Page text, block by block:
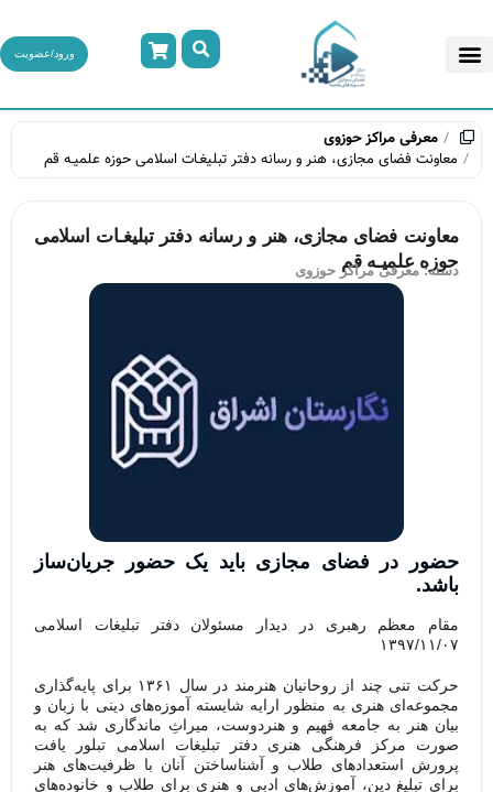
ورود/عضویت
معرفی مراکز حوزوی
معاونت فضای مجازی، هنر و رسانه دفتر تبلیغـات اسلامی حوزه علمیـه قم
معاونت فضای مجازی، هنر و رسانه دفتر تبلیغـات اسلامی
حوزه علمیـه قم
دسته:معرفی مراکز حوزوی
حضور در فضای مجازی باید یک حضور جریان‌ساز
باشد.
مقام معظم رهبری در دیدار مسئولان دفتر تبلیغات اسلامی
۱۳۹۷/۱۱/۰۷
حرکت تنی چند از روحانیان هنرمند در سال ۱۳۶۱ برای پایه‌گذاری
مجموعه‌ای هنری به منظور ارایه شایسته آموزه‌های دینی با زبان و
بیان هنر به جامعه‌ فهیم و هنردوست، میراثِ ماندگاری شد که به
صورت مرکز فرهنگی هنری دفتر تبلیغات اسلامی تبلور یافت
پرورش استعدادهای طلاب و آشناساختن آنان با ظرفیت‌های هنر
برای تبلیغ دین، آموزش‌های ادبی و هنری برای طلاب و خانوده‌های